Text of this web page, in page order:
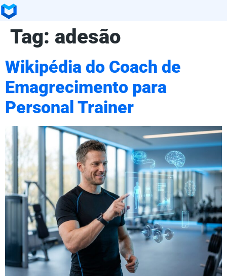
Tag: adesão
Wikipédia do Coach de
Emagrecimento para
Personal Trainer